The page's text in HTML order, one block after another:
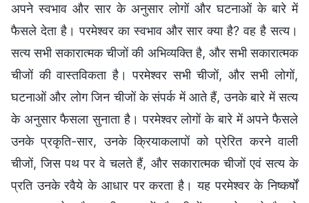
अपने स्वभाव और सार के अनुसार लोगों और घटनाओं के बारे में
फैसले देता है। परमेश्वर का स्वभाव और सार क्या है? वह है सत्य।
सत्य सभी सकारात्मक चीजों की अभिव्यक्ति है, और सभी सकारात्मक
चीजों की वास्तविकता है। परमेश्वर सभी चीजों, और सभी लोगों,
घटनाओं और लोग जिन चीजों के संपर्क में आते हैं, उनके बारे में सत्य
के अनुसार फैसला सुनाता है। परमेश्वर लोगों के बारे में अपने फैसले
उनके प्रकृति-सार, उनके क्रियाकलापों को प्रेरित करने वाली
चीजों, जिस पथ पर वे चलते हैं, और सकारात्मक चीजों एवं सत्य के
प्रति उनके रवैये के आधार पर करता है। यह परमेश्वर के निष्कर्षों